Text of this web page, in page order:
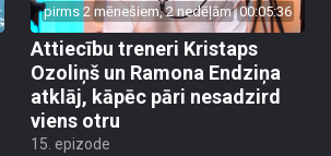
pirms 2 mēnešiem, 2 nedēļām 00:05:36
Attiecību treneri Kristaps
Ozoliņš un Ramona Endziņa
atklāj, kāpēc pāri nesadzird
viens otru
15. epizode